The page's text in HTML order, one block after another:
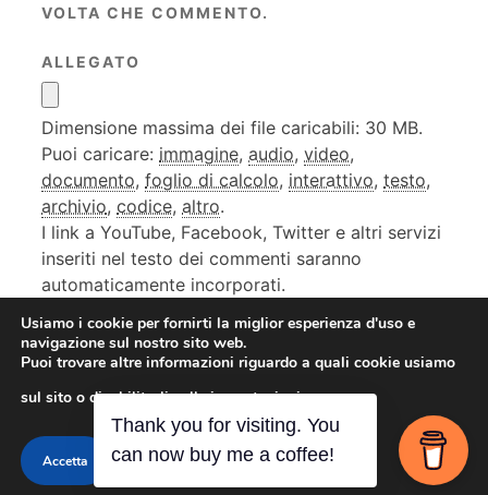
VOLTA CHE COMMENTO.
ALLEGATO
Dimensione massima dei file caricabili: 30 MB.
Puoi caricare: immagine, audio, video,
documento, foglio di calcolo, interattivo, testo,
archivio, codice, altro.
I link a YouTube, Facebook, Twitter e altri servizi
inseriti nel testo dei commenti saranno
automaticamente incorporati.
© 2026 Roberto Viola
Usiamo i cookie per fornirti la miglior esperienza d'uso e
navigazione sul nostro sito web.
Puoi trovare altre informazioni riguardo a quali cookie usiamo
sul sito o disabilitarli nelleimpostazioni.
Accetta
Thank you for visiting. You
can now buy me a coffee!
Contact me
OPEN